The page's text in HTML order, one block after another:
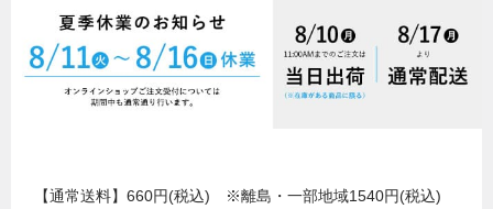
【通常送料】660円(税込) ※離島・一部地域1540円(税込)